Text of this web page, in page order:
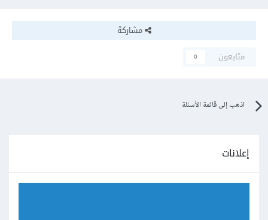
مشاركة
متابعون
0
اذهب إلى قائمة الأسئلة
إعلانات